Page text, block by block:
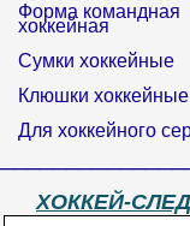
Форма командная
хоккейная
Сумки хоккейные
Клюшки хоккейные
Для хоккейного
ХОККЕЙ-